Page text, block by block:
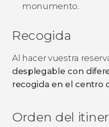
monumento.
Recogida
Al hacer vuestra
desplegable con
recogida en el centro
Orden del